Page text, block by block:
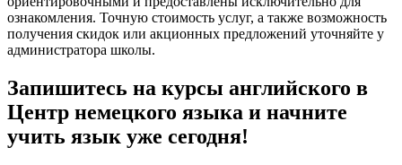
ознакомления. Точную стоимость услуг, а также возможность
получения скидок или акционных предложений уточняйте у
администратора школы.
Запишитесь на курсы английского в
Центр немецкого языка и начните
учить язык уже сегодня!